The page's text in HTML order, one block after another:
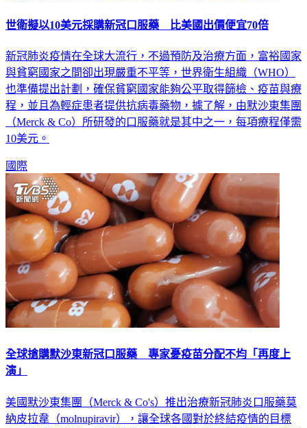
新冠肺炎疫情在全球大流行，不過預防及治療方面，富裕國家
與貧窮國家之間卻出現嚴重不平等，世界衛生組織（WHO）
也準備提出計劃，確保貧窮國家能夠公平取得篩檢、疫苗與療
程，並且為輕症患者提供抗病毒藥物，據了解，由默沙東集團
（Merck & Co）所研發的口服藥就是其中之一，每項療程僅需
國際
全球搶購默沙東新冠口服藥 專家憂疫苗分配不均「再度上
美國默沙東集團（Merck & Co's）推出治療新冠肺炎口服藥莫